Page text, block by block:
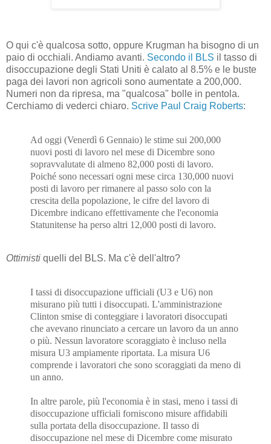
O qui c'è qualcosa sotto, oppure Krugman ha bisogno di un
paio di occhiali. Andiamo avanti. Secondo il BLS il tasso di
disoccupazione degli Stati Uniti è calato al 8.5% e le buste
paga dei lavori non agricoli sono aumentate a 200,000.
Numeri non da ripresa, ma "qualcosa" bolle in pentola.
Cerchiamo di vederci chiaro. Scrive Paul Craig Roberts:
Ad oggi (Venerdì 6 Gennaio) le stime sui 200,000
nuovi posti di lavoro nel mese di Dicembre sono
sopravvalutate di almeno 82,000 posti di lavoro.
Poiché sono necessari ogni mese circa 130,000 nuovi
posti di lavoro per rimanere al passo solo con la
crescita della popolazione, le cifre del lavoro di
Dicembre indicano effettivamente che l'economia
Statunitense ha perso altri 12,000 posti di lavoro.
Ottimisti quelli del BLS. Ma c'è dell'altro?
I tassi di disoccupazione ufficiali (U3 e U6) non
misurano più tutti i disoccupati. L'amministrazione
Clinton smise di conteggiare i lavoratori disoccupati
che avevano rinunciato a cercare un lavoro da un anno
o più. Nessun lavoratore scoraggiato è incluso nella
misura U3 ampiamente riportata. La misura U6
comprende i lavoratori che sono scoraggiati da meno di
un anno.
In altre parole, più l'economia è in stasi, meno i tassi di
disoccupazione ufficiali forniscono misure affidabili
sulla portata della disoccupazione. Il tasso di
disoccupazione nel mese di Dicembre come misurato